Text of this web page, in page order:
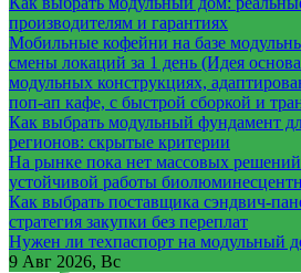
производителям и гарантиях
Мобильные кофейни на базе
смены локаций за 1 день (Идея
модульных конструкциях,
поп-ап кафе, с быстрой сборкой и
Как выбрать модульный фундамент
регионов: скрытые критерии
На рынке пока нет массовых
устойчивой работы
Как выбрать поставщика сэндвич-
стратегия закупки без переплат
Нужен ли техпаспорт на модульный
9 Авг 2026, Вс